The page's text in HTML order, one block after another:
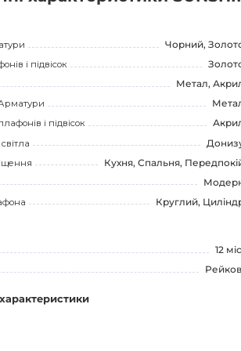
прекрасним прикрасою для вітальні, їдальні,
освітлення покращать ваше життя,
LONG Реечний світильник - це ідеальне
вибір на користь SUNSHINE LONG
в вашому приміщенні!
Чорний,
і підвісок
Метал,
і підвісок
Кухня, Спальня,
Круглий,
12
характеристики